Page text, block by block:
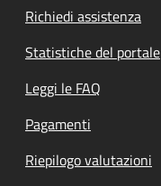
Richiedi assistenza
Statistiche del portale
Leggi le FAQ
Pagamenti
Riepilogo valutazioni